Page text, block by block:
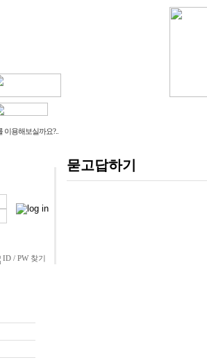
이용해보실까요?..
ID / PW 찾기
묻고답하기